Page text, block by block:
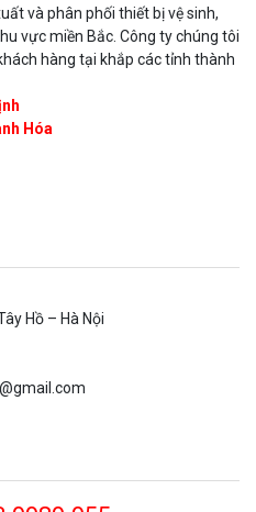
và phân phối thiết bị vệ sinh,
vực miền Bắc. Công ty chúng tôi
hàng tại khắp các tỉnh thành
Hóa
Hồ – Hà Nội